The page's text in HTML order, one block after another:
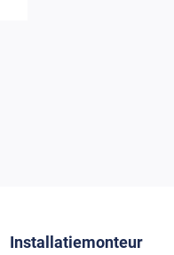
Installatiemonteur